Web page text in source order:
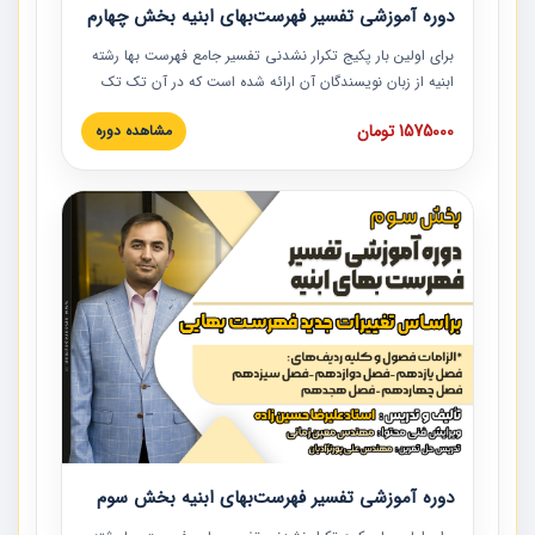
دوره آموزشی تفسیر فهرست‌بهای ابنیه بخش چهارم
برای اولین بار پکیج تکرار نشدنی تفسیر جامع فهرست بها رشته
ابنیه از زبان نویسندگان آن ارائه شده است که در آن تک تک
ردیف ها و مطالب فهرست بها تفسیر و ارائه شده است. این
دوره به صورت کامل تصویری بوده و به همراه تصاویر عملیات
دوره با کلام مهندس علیرضاحسین‌زاده مدیر پروژه مهندسی
مشاور در امر بازنگری فهرست بها رشته ابنیه ارائه شده و به تمام
همکارانی که در حوزه صنعت ساخت در حال فعالیت هستند حتما
توصیه می کنیم از مطالب این دوره استفاده نمایند.
1575000 تومان مشاهده دوره
دوره آموزشی تفسیر فهرست‌بهای ابنیه بخش سوم